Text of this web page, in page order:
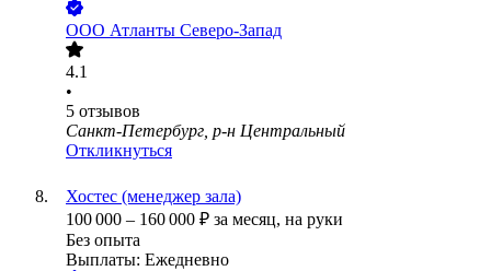
ООО Атланты Северо-Запад
4.1
•
5 отзывов
Санкт-Петербург, р-н Центральный
Откликнуться
Хостес (менеджер зала)
100 000 – 160 000 ₽ за месяц, на руки
Без опыта
Выплаты: Ежедневно